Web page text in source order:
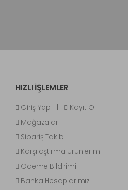
HIZLI İŞLEMLER
Giriş Yap
Kayıt Ol
Mağazalar
Sipariş Takibi
Karşılaştırma Ürünlerim
Ödeme Bildirimi
Banka Hesaplarımız